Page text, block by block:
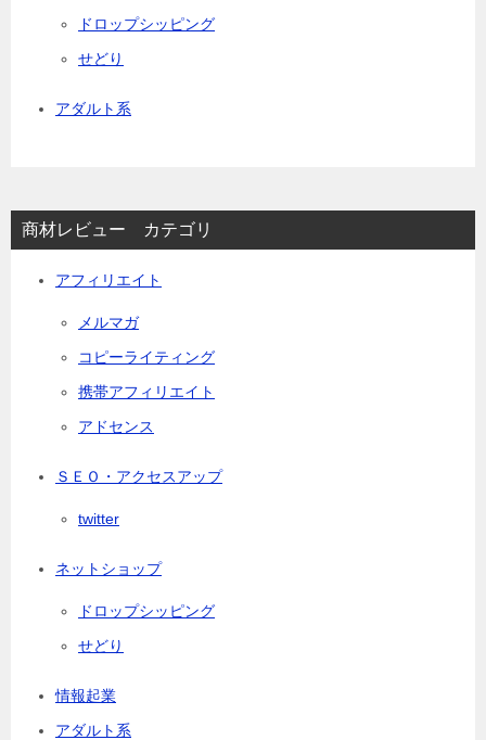
ドロップシッピング
せどり
アダルト系
商材レビュー カテゴリ
アフィリエイト
メルマガ
コピーライティング
携帯アフィリエイト
アドセンス
ＳＥＯ・アクセスアップ
twitter
ネットショップ
ドロップシッピング
せどり
情報起業
アダルト系